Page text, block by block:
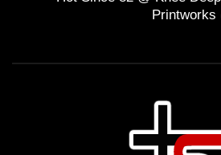
Podcastlandschaft darstellt. Mit
über derenkulturelle Bedeutung
die Auswirkungen von Medien auf
Printworks